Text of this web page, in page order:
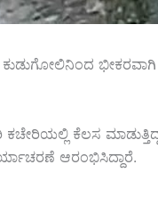
ಕಚೇರಿಯಲ್ಲಿ ಕೆಲಸ
ಆರಂಭಿಸಿದ್ದಾರೆ.